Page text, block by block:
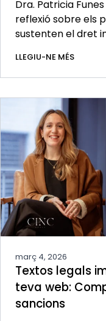
Dra. Patricia
reflexió sobre els
sustenten el dret
LLEGIU-NE MÉS
març 4, 2026
Textos legals
teva web:
sancions